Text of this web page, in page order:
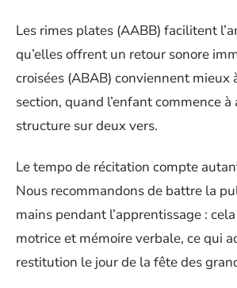
Les rimes plates (AABB) facilitent
qu’elles offrent un retour sonore
croisées (ABAB) conviennent mieux
section, quand l’enfant commence
structure sur deux vers.
Le tempo de récitation compte
Nous recommandons de battre la
mains pendant l’apprentissage :
motrice et mémoire verbale, ce qui
restitution le jour de la fête des